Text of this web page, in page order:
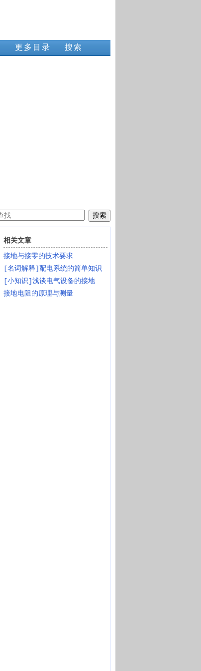
更多目录 搜索
相关文章
接地与接零的技术要求
[名词解释]配电系统的简单知识
[小知识]浅谈电气设备的接地
接地电阻的原理与测量